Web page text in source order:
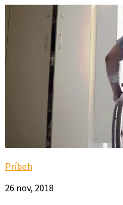
Príbeh
26 nov, 2018